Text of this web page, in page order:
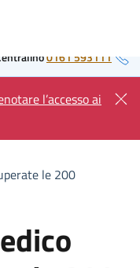
0161 593111
l’accesso ai
le 200